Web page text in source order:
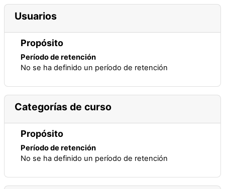
Usuarios
Propósito
Período de retención
No se ha definido un período de retención
Categorías de curso
Propósito
Período de retención
No se ha definido un período de retención